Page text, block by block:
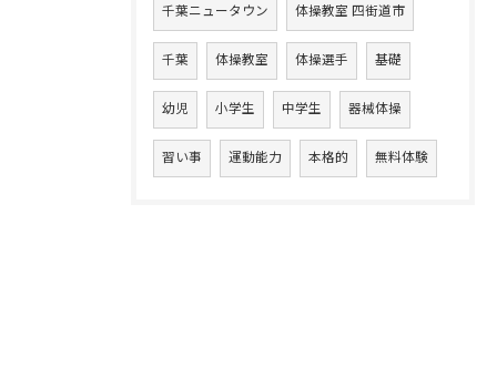
千葉ニュータウン 体操教室 四街道市
千葉 体操教室 体操選手 基礎
幼児 小学生 中学生 器械体操
習い事 運動能力 本格的 無料体験